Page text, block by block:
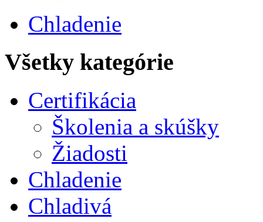
Chladenie
Všetky kategórie
Certifikácia
Školenia a skúšky
Žiadosti
Chladenie
Chladivá